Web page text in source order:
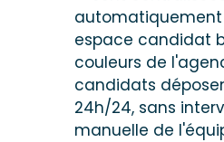
espace candidat
couleurs de
candidats
24h/24, sans
manuelle de